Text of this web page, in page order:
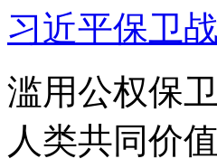
习近平保卫战
滥用公权保
人类共同价